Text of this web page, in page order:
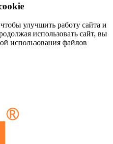
улучшить работу сайта и
использовать сайт, вы
использования файлов